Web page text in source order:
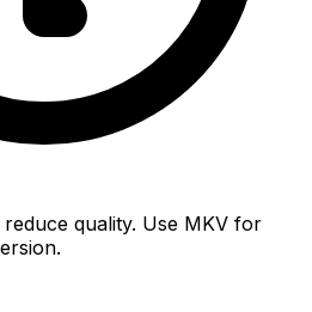
quality. Use MKV for